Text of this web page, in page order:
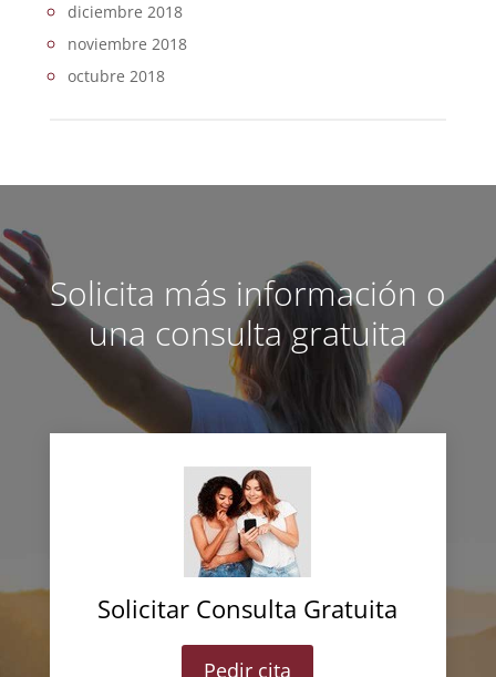
diciembre 2018
noviembre 2018
octubre 2018
Solicita más información o
una consulta gratuita
Solicitar Consulta Gratuita
Pedir cita